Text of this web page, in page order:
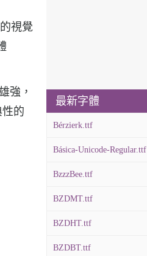
視覺
強，
的
最新字體
Bérzierk.ttf
Básica-Unicode-Regular.ttf
BzzzBee.ttf
BZDMT.ttf
BZDHT.ttf
BZDBT.ttf